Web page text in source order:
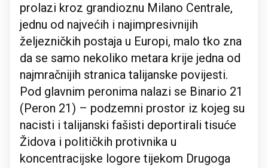
prolazi kroz grandioznu Milano Centrale,
jednu od najvećih i najimpresivnijih
željezničkih postaja u Europi, malo tko zna
da se samo nekoliko metara krije jedna od
najmračnijih stranica talijanske povijesti.
Pod glavnim peronima nalazi se Binario 21
(Peron 21) – podzemni prostor iz kojeg su
nacisti i talijanski fašisti deportirali tisuće
Židova i političkih protivnika u
koncentracijske logore tijekom Drugoga